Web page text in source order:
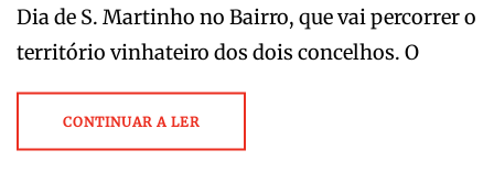
Dia de S. Martinho no Bairro, que vai percorrer o
território vinhateiro dos dois concelhos. O
CONTINUAR A LER